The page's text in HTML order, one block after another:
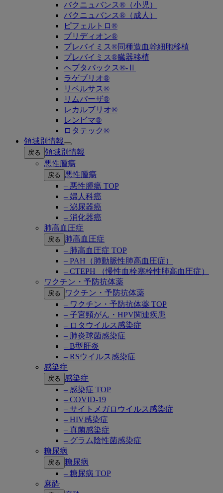
バクニュバンス®（小児）
バクニュバンス®（成人）
ピフェルトロ®
ブリディオン®
プレバイミス®同種造血幹細胞移植
プレバイミス®臓器移植
ヘプタバックス®-Ⅱ
ラゲブリオ®
リベルサス®
リムパーザ®
レカルブリオ®
レンビマ®
ロタテック®
領域別情報
Open
submenu
戻る 領域別情報
悪性腫瘍
戻る
悪性腫瘍
– 悪性腫瘍 TOP
– 婦人科癌
– 泌尿器癌
– 消化器癌
肺高血圧症
戻る
肺高血圧症
– 肺高血圧症 TOP
– PAH（肺動脈性肺高血圧症）
– CTEPH （慢性血栓塞栓性肺高血圧症）
ワクチン・予防抗体薬
戻る
ワクチン・予防抗体薬
– ワクチン・予防抗体薬 TOP
– 子宮頸がん・HPV関連疾患
– ロタウイルス感染症
– 肺炎球菌感染症
– B型肝炎
– RSウイルス感染症
感染症
戻る
感染症
– 感染症 TOP
– COVID-19
– サイトメガロウイルス感染症
– HIV感染症
– 真菌感染症
– グラム陰性菌感染症
糖尿病
戻る 糖尿病
– 糖尿病 TOP
麻酔